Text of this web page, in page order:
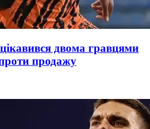
двома гравцями
продажу